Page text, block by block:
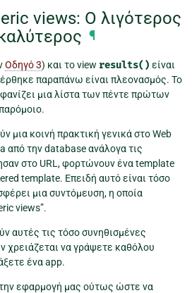
views: Ο λιγότερος
¶
Οδηγό 3) και το view results() είναι
παραπάνω είναι πλεονασμός. Το
μια λίστα των πέντε πρώτων
μια κοινή πρακτική γενικά στο Web
από την database ανάλογα τις
στο URL, φορτώνουν ένα template
template. Επειδή αυτό είναι τόσο
μια συντόμευση, η οποία
views”.
αυτές τις τόσο συνηθισμένες
χρειάζεται να γράψετε καθόλου
ένα app.
εφαρμογή μας ούτως ώστε να